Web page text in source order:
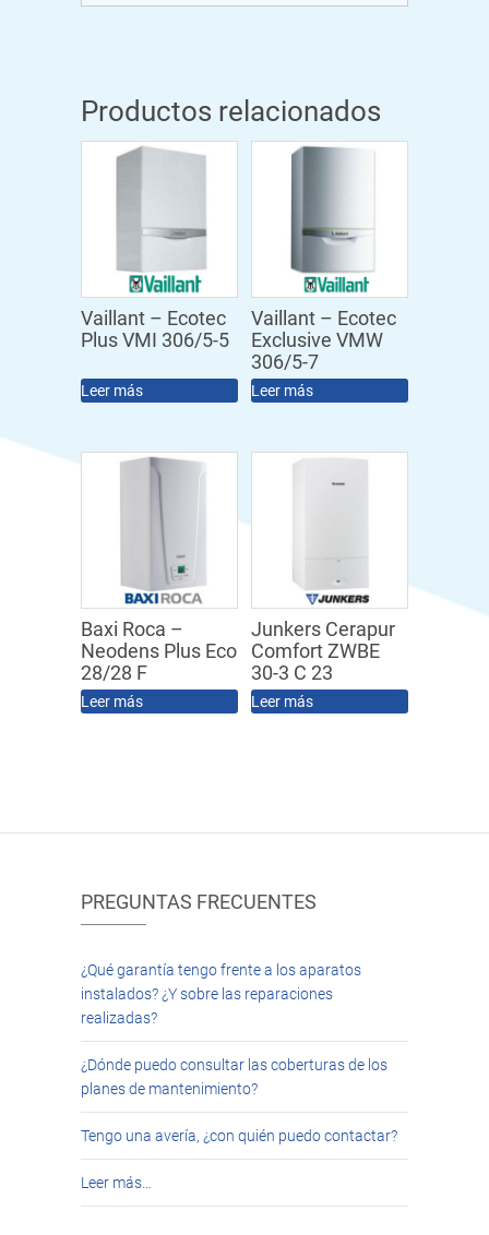
Productos relacionados
Vaillant – Ecotec
Plus VMI 306/5-5
Leer más
Vaillant – Ecotec
Exclusive VMW
306/5-7
Leer más
Baxi Roca –
Neodens Plus Eco
28/28 F
Leer más
Junkers Cerapur
Comfort ZWBE
30-3 C 23
Leer más
PREGUNTAS FRECUENTES
¿Qué garantía tengo frente a los aparatos
instalados? ¿Y sobre las reparaciones
realizadas?
¿Dónde puedo consultar las coberturas de los
planes de mantenimiento?
Tengo una avería, ¿con quién puedo contactar?
Leer más…